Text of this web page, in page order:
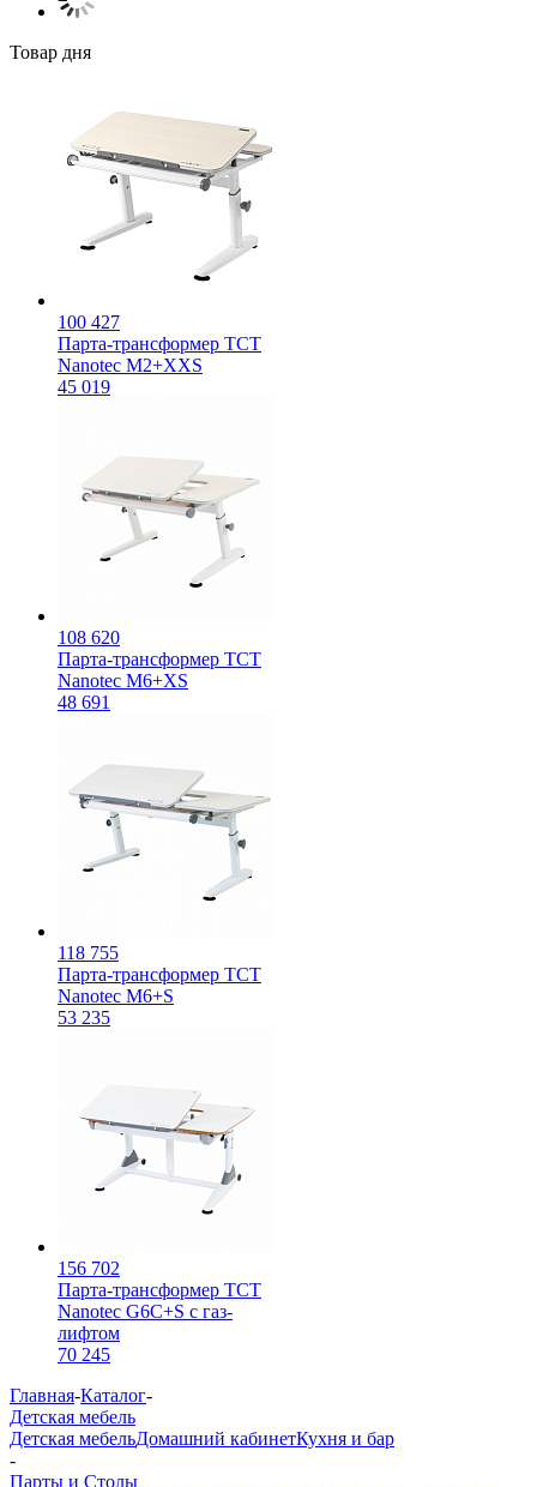
Товар дня
100 427
Парта-трансформер TCT
Nanotec M2+XXS
45 019
108 620
Парта-трансформер TCT
Nanotec M6+XS
48 691
118 755
Парта-трансформер TCT
Nanotec M6+S
53 235
156 702
Парта-трансформер TCT
Nanotec G6C+S с газ-
лифтом
70 245
Главная-Каталог-
Детская мебель
Детская мебельДомашний кабинетКухня и бар
-
Парты и Столы